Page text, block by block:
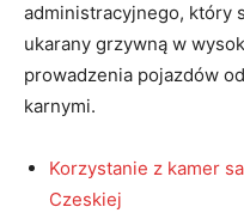
administracyjnego, który
ukarany grzywną w
prowadzenia pojazdów
karnymi.
Korzystanie z kamer
Czeskiej